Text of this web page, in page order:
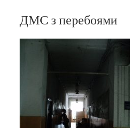
ДМС з перебоями